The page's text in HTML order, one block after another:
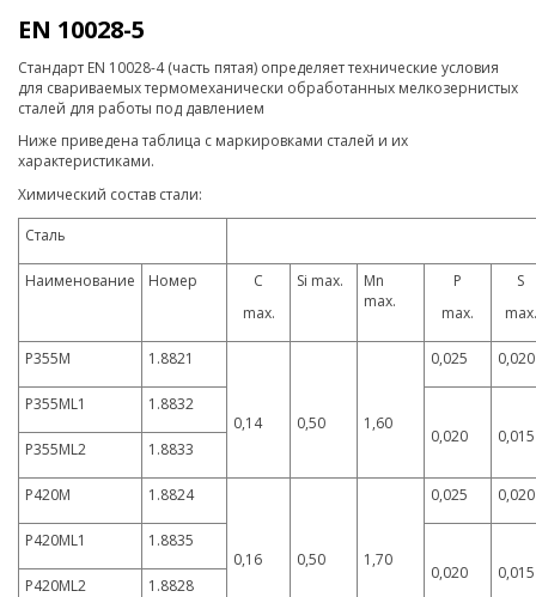
EN 10028-5
Стандарт EN 10028-4 (часть пятая) определяет технические условия
для свариваемых термомеханически обработанных мелкозернистых
сталей для работы под давлением
Ниже приведена таблица с маркировками сталей и их
характеристиками.
Химический состав стали:
Сталь
Наименование Номер
C
max.
Si max.
Mn
max.
P
max.
S
max.
P355M 1.8821
0,14 0,50 1,60
0,025 0,020
P355ML1
1.8832
0,020
0,015
P355ML2 1.8833
P420M 1.8824
0,16 0,50 1,70
0,025 0,020
P420ML1
1.8835
0,020
0,015
P420ML2 1.8828